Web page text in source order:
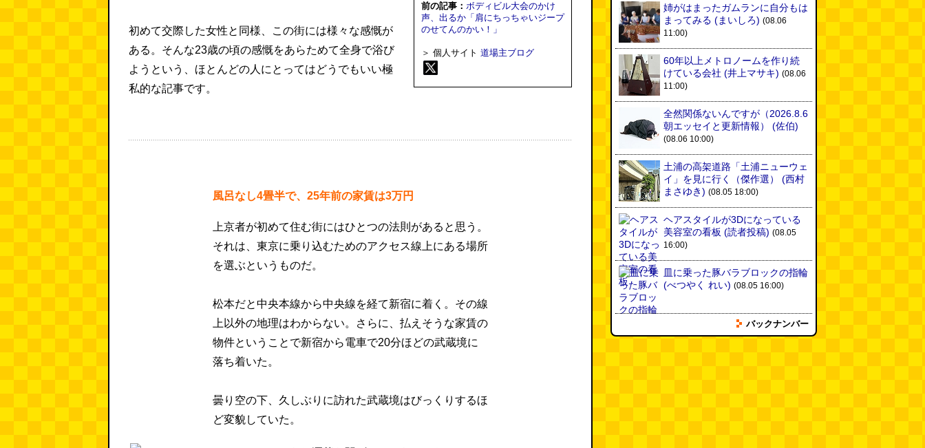
初めて交際した女性と同様、この街には様々な感慨が
ある。そんな23歳の頃の感慨をあらためて全身で浴び
ようという、ほとんどの人にとってはどうでもいい極
私的な記事です。
前の記事： ボディビル大会のかけ
声、出るか「肩にちっちゃいジープ
のせてんのかい！」
＞ 個人サイト 道場主ブログ
風呂なし4畳半で、25年前の家賃は3万円
上京者が初めて住む街にはひとつの法則があると思う。
それは、東京に乗り込むためのアクセス線上にある場所
を選ぶというものだ。
松本だと中央本線から中央線を経て新宿に着く。その線
上以外の地理はわからない。さらに、払えそうな家賃の
物件ということで新宿から電車で20分ほどの武蔵境に
落ち着いた。
曇り空の下、久しぶりに訪れた武蔵境はびっくりするほ
ど変貌していた。
姉がはまったガムランに自分もは
まってみる (まいしろ) (08.06
11:00)
60年以上メトロノームを作り続
けている会社 (井上マサキ) (08.06
11:00)
全然関係ないんですが（2026.8.6
朝エッセイと更新情報）
(佐伯)
(08.06 10:00)
土浦の高架道路「土浦ニューウェ
イ」を見に行く（傑作選）
(西村
まさゆき) (08.05 18:00)
ヘアスタイルが3Dになっている
美容室の看板 (読者投稿) (08.05
16:00)
皿に乗った豚バラブロックの指輪
(べつやく れい) (08.05 16:00)
フエラムネをさらに笛っぽくした
らホイッスルになりました(爲房
バックナンバー